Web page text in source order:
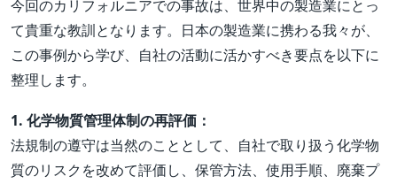
今回のカリフォルニアでの事故は、世界中の製造業にとっ
て貴重な教訓となります。日本の製造業に携わる我々が、
この事例から学び、自社の活動に活かすべき要点を以下に
整理します。
1. 化学物質管理体制の再評価：
法規制の遵守は当然のこととして、自社で取り扱う化学物
質のリスクを改めて評価し、保管方法、使用手順、廃棄プ